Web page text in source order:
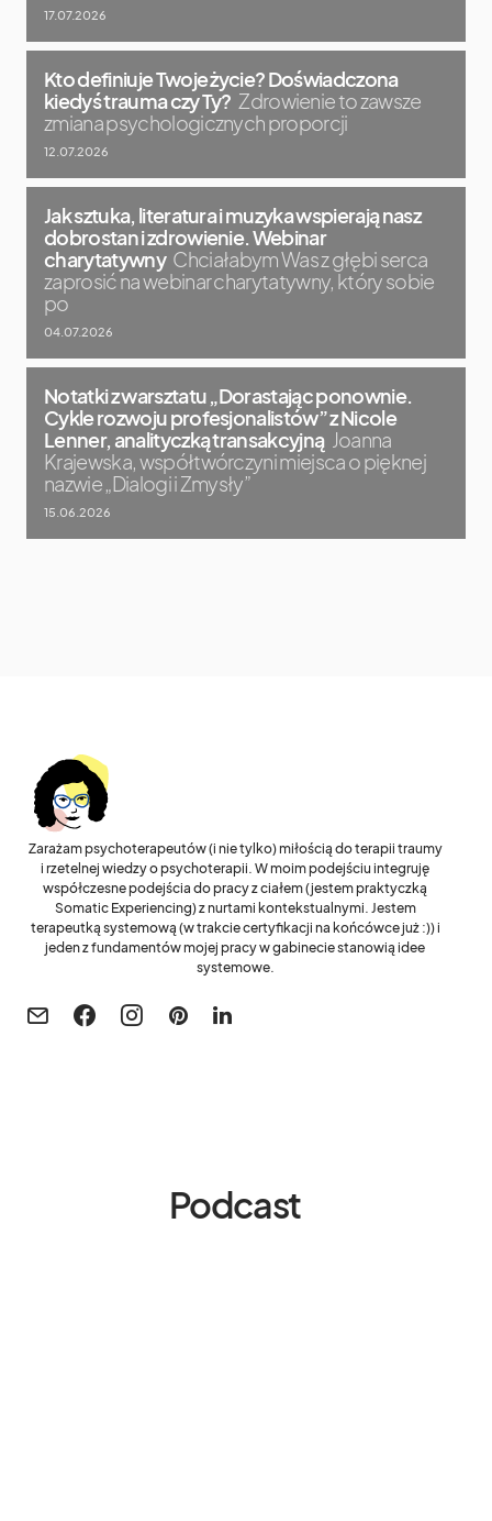
17.07.2026
Kto definiuje Twoje życie? Doświadczona
kiedyś trauma czy Ty? Zdrowienie to zawsze
zmiana psychologicznych proporcji
12.07.2026
Jak sztuka, literatura i muzyka wspierają nasz
dobrostan i zdrowienie. Webinar
charytatywny Chciałabym Was z głębi serca
zaprosić na webinar charytatywny, który sobie
po
04.07.2026
Notatki z warsztatu „Dorastając ponownie.
Cykle rozwoju profesjonalistów” z Nicole
Lenner, analityczką transakcyjną Joanna
Krajewska, współtwórczyni miejsca o pięknej
nazwie „Dialogi i Zmysły”
15.06.2026
Zarażam psychoterapeutów (i nie tylko) miłością do terapii traumy
i rzetelnej wiedzy o psychoterapii. W moim podejściu integruję
współczesne podejścia do pracy z ciałem (jestem praktyczką
Somatic Experiencing) z nurtami kontekstualnymi. Jestem
terapeutką systemową (w trakcie certyfikacji na końcówce już :)) i
jeden z fundamentów mojej pracy w gabinecie stanowią idee
systemowe.
Podcast